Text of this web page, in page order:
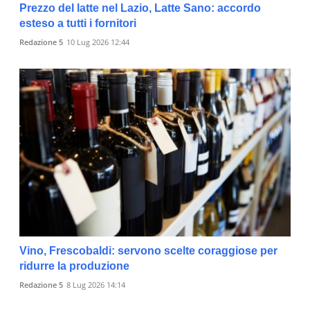
Prezzo del latte nel Lazio, Latte Sano: accordo
esteso a tutti i fornitori
Redazione 5 10 Lug 2026 12:44
Vino, Frescobaldi: servono scelte coraggiose per
ridurre la produzione
Redazione 5 8 Lug 2026 14:14